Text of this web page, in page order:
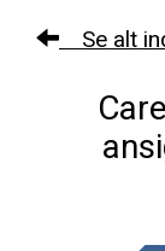
Se alt